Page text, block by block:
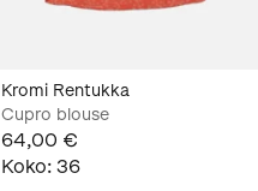
Kromi Rentukka
Cupro blouse
64,00 €
Koko: 36